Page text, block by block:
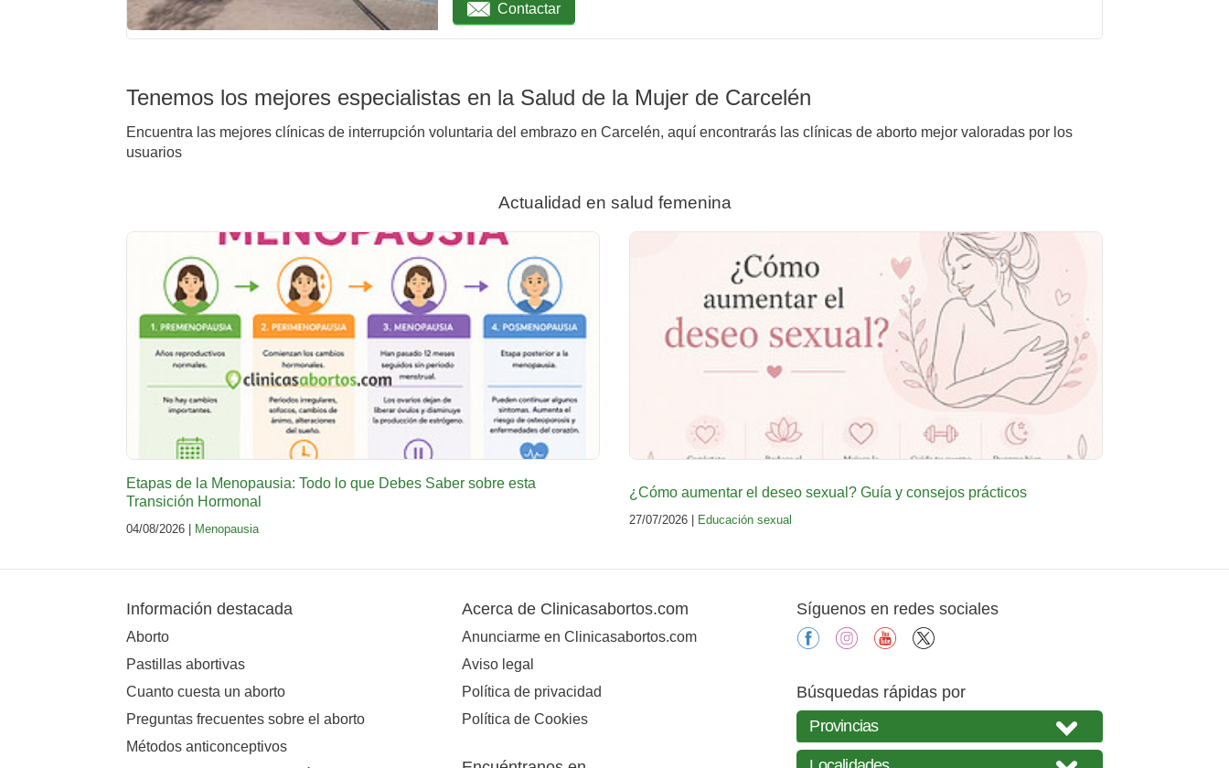
Contactar
Tenemos los mejores especialistas en la Salud de la Mujer de Carcelén
Encuentra las mejores clínicas de interrupción voluntaria del embrazo en Carcelén, aquí encontrarás las clínicas de aborto mejor valoradas por los
usuarios
Actualidad en salud femenina
Etapas de la Menopausia: Todo lo que Debes Saber sobre esta
Transición Hormonal
04/08/2026 | Menopausia
¿Cómo aumentar el deseo sexual? Guía y consejos prácticos
27/07/2026 | Educación sexual
Información destacada
Aborto
Pastillas abortivas
Cuanto cuesta un aborto
Preguntas frecuentes sobre el aborto
Métodos anticonceptivos
Acerca de Clinicasabortos.com
Anunciarme en Clinicasabortos.com
Aviso legal
Política de privacidad
Política de Cookies
Síguenos en redes sociales
facebookinstagramyoutube
Búsquedas rápidas por